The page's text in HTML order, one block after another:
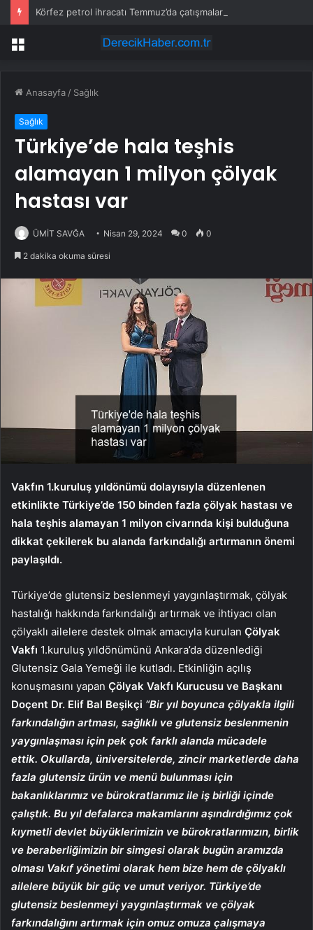
Menü
Anasayfa / Sağlık
Sağlık
Türkiye’de hala teşhis
alamayan 1 milyon çölyak
hastası var
ÜMİT SAVĞA Nisan 29, 2024 0 0
2 dakika okuma süresi
Vakfın 1.kuruluş yıldönümü dolayısıyla düzenlenen
etkinlikte Türkiye’de 150 binden fazla çölyak hastası ve
hala teşhis alamayan 1 milyon civarında kişi bulduğuna
dikkat çekilerek bu alanda farkındalığı artırmanın önemi
paylaşıldı.
Türkiye’de glutensiz beslenmeyi yaygınlaştırmak, çölyak
hastalığı hakkında farkındalığı artırmak ve ihtiyacı olan
çölyaklı ailelere destek olmak amacıyla kurulan Çölyak
Vakfı 1.kuruluş yıldönümünü Ankara’da düzenlediği
Glutensiz Gala Yemeği ile kutladı. Etkinliğin açılış
konuşmasını yapan Çölyak Vakfı Kurucusu ve Başkanı
Doçent Dr. Elif Bal Beşikçi “Bir yıl boyunca çölyakla ilgili
farkındalığın artması, sağlıklı ve glutensiz beslenmenin
yaygınlaşması için pek çok farklı alanda mücadele
ettik. Okullarda, üniversitelerde, zincir marketlerde daha
fazla glutensiz ürün ve menü bulunması için
bakanlıklarımız ve bürokratlarımız ile iş birliği içinde
çalıştık. Bu yıl defalarca makamlarını aşındırdığımız çok
kıymetli devlet büyüklerimizin ve bürokratlarımızın, birlik
ve beraberliğimizin bir simgesi olarak bugün aramızda
olması Vakıf yönetimi olarak hem bize hem de çölyaklı
ailelere büyük bir güç ve umut veriyor. Türkiye’de
glutensiz beslenmeyi yaygınlaştırmak ve çölyak
farkındalığını artırmak için omuz omuza çalışmaya